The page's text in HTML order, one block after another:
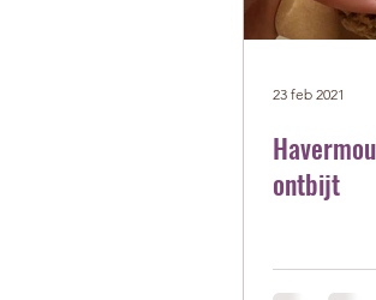
ontbijt
23 feb 2021